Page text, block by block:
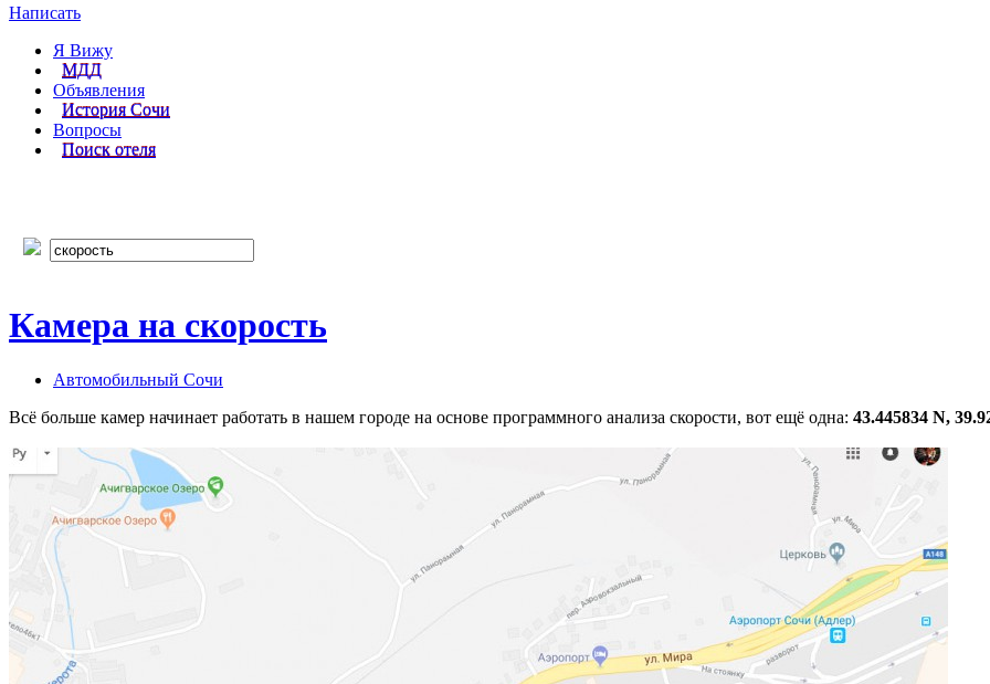
Написать
Я Вижу
МДД
Объявления
История Сочи
Вопросы
Поиск отеля
Камера на скорость
Автомобильный Сочи
Всё больше камер начинает работать в нашем городе на основе программного анализа скорости, вот ещё одна: 43.445834 N,